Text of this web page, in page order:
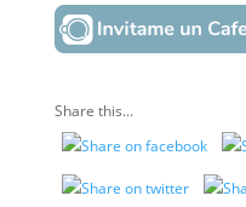
Share this...